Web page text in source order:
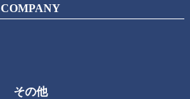
COMPANY
その他